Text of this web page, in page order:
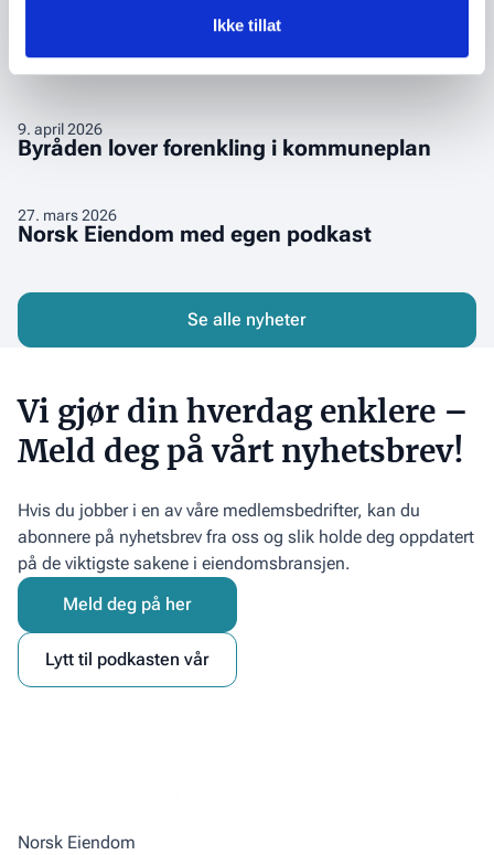
Ikke tillat
å
ofre
natur?
detaljstyring og raskere
reguleringsprosesser
Bergen:
og
9. april 2026
Byråden lover forenkling i kommuneplan
Byråden
lover
i
kommuneplan
27. mars 2026
Norsk Eiendom med egen podkast
Norsk
Eiendom
egen
Se alle nyheter
Vi gjør din hverdag enklere –
Meld deg på vårt nyhetsbrev!
Hvis du jobber i en av våre medlemsbedrifter, kan du
abonnere på nyhetsbrev fra oss og slik holde deg oppdatert
på de viktigste sakene i eiendomsbransjen.
Meld deg på her
Lytt til podkasten vår
Norsk Eiendom